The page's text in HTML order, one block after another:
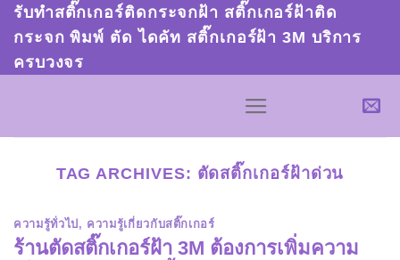
Skip
content
รับทำสติ๊กเกอร์ติดกระจกฝ้า สติ๊กเกอร์ฝ้าติด
กระจก พิมพ์ ตัด ไดคัท สติ๊กเกอร์ฝ้า 3M บริการ
ครบวงจร
TAG ARCHIVES: ตัดสติ๊กเกอร์ฝ้าด่วน
ความรู้ทั่วไป , ความรู้เกี่ยวกับสติ๊กเกอร์
ร้านตัดสติ๊กเกอร์ฝ้า 3M ต้องการเพิ่มความ